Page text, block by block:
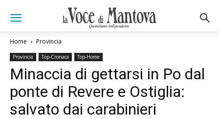
Home Provincia
Provincia Top-Cronaca Top-Home
Minaccia di gettarsi in Po dal
ponte di Revere e Ostiglia:
salvato dai carabinieri